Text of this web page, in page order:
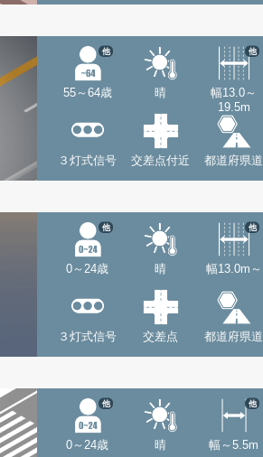
55～64歳
他
晴
幅13.0～
19.5m
他
３灯式信号 交差点付近 都道府県道
0～24歳
他
晴 幅13.0m～
他
３灯式信号 交差点 都道府県道
0～24歳
他
晴 幅～5.5m
他